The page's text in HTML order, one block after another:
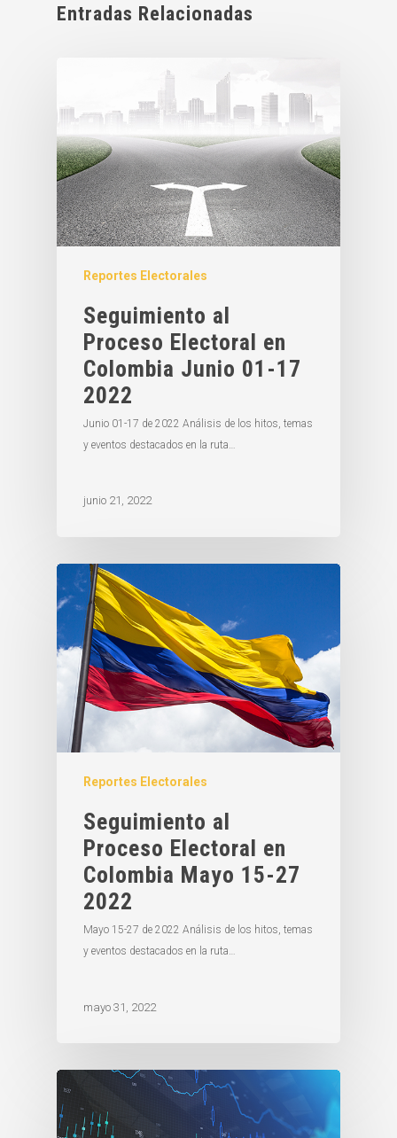
Entradas Relacionadas
Reportes Electorales
Seguimiento al
Proceso Electoral en
Colombia Junio 01-17
2022
Junio 01-17 de 2022 Análisis de los hitos, temas
y eventos destacados en la ruta…
junio 21, 2022
Reportes Electorales
Seguimiento al
Proceso Electoral en
Colombia Mayo 15-27
2022
Mayo 15-27 de 2022 Análisis de los hitos, temas
y eventos destacados en la ruta…
mayo 31, 2022